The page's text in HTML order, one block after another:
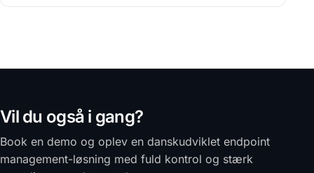
Vil du også i gang?
Book en demo og oplev en danskudviklet endpoint
management-løsning med fuld kontrol og stærk